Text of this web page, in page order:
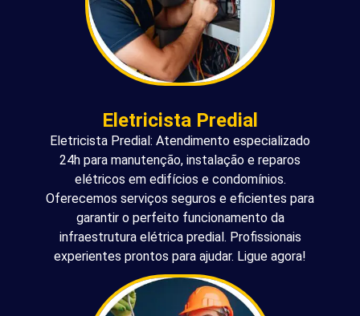
Eletricista Predial
Eletricista Predial: Atendimento especializado
24h para manutenção, instalação e reparos
elétricos em edifícios e condomínios.
Oferecemos serviços seguros e eficientes para
garantir o perfeito funcionamento da
infraestrutura elétrica predial. Profissionais
experientes prontos para ajudar. Ligue agora!